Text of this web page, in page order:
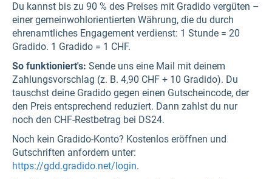
Du kannst bis zu 90 % des Preises mit Gradido vergüten –
einer gemeinwohlorientierten Währung, die du durch
ehrenamtliches Engagement verdienst: 1 Stunde = 20
Gradido. 1 Gradido = 1 CHF.
So funktioniert's: Sende uns eine Mail mit deinem
Zahlungsvorschlag (z. B. 4,90 CHF + 10 Gradido). Du
tauschst deine Gradido gegen einen Gutscheincode, der
den Preis entsprechend reduziert. Dann zahlst du nur
noch den CHF-Restbetrag bei DS24.
Noch kein Gradido-Konto? Kostenlos eröffnen und
Gutschriften anfordern unter:
https://gdd.gradido.net/login.